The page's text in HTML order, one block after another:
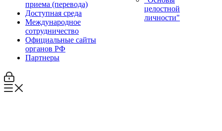
приема (перевода)
Доступная среда
Международное
сотрудничество
Официальные сайты
органов РФ
Партнеры
целостной
личности"